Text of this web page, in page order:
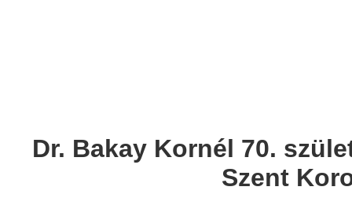
Dr. Bakay Kornél 70.
Szent